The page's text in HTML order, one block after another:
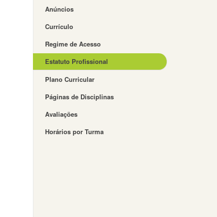
Anúncios
Currículo
Regime de Acesso
Estatuto Profissional
Plano Curricular
Páginas de Disciplinas
Avaliações
Horários por Turma